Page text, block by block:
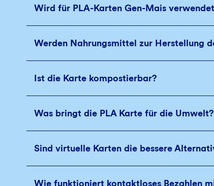
Wird für PLA-Karten Gen-Mais
Werden Nahrungsmittel zur Herstellung
Ist die Karte kompostierbar?
Was bringt die PLA Karte für die Umwelt?
Sind virtuelle Karten die bessere
Wie funktioniert kontaktloses Bezahlen